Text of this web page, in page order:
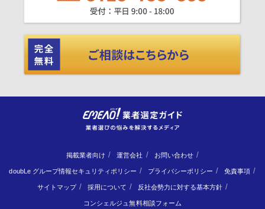
掲載業者向け 運営会社 お問い合わせ
doubLe グループ情報セキュリティポリシー プライバシーポリシー 免責事項
サイトマップ 採用について 反社会勢力に対する基本方針
コンシェルジュ無料相談フォーム